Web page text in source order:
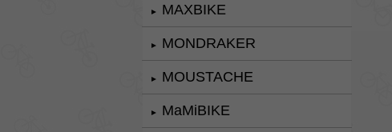
► MAXBIKE
► MONDRAKER
► MOUSTACHE
► MaMiBIKE